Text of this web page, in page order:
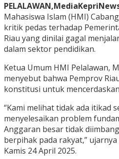
Mahasiswa Islam (HMI)
kritik pedas terhadap
Riau yang dinilai gagal
dalam sektor pendidikan.
Ketua Umum HMI Pelalawan,
menyebut bahwa Pemprov
konstitusi untuk
“Kami melihat tidak ada itikad
menyelesaikan problem
Anggaran besar tidak
berpihak pada rakyat,”
Kamis 24 April 2025.